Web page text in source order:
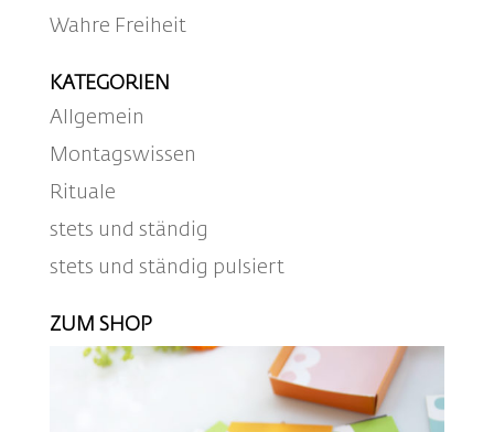
Wahre Freiheit
KATEGORIEN
Allgemein
Montagswissen
Rituale
stets und ständig
stets und ständig pulsiert
ZUM SHOP